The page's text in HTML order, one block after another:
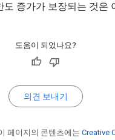
도 증가가 보장되는 것은
도움이 되었나요?
의견 보내기
페이지의 콘텐츠에는 Creative